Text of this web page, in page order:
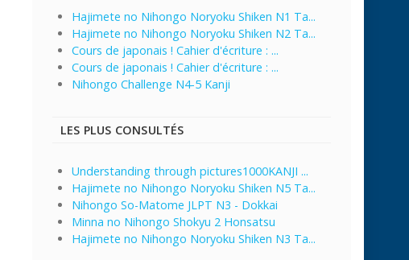
Hajimete no Nihongo Noryoku Shiken N1 Ta...
Hajimete no Nihongo Noryoku Shiken N2 Ta...
Cours de japonais ! Cahier d'écriture : ...
Cours de japonais ! Cahier d'écriture : ...
Nihongo Challenge N4-5 Kanji
LES PLUS CONSULTÉS
Understanding through pictures1000KANJI ...
Hajimete no Nihongo Noryoku Shiken N5 Ta...
Nihongo So-Matome JLPT N3 - Dokkai
Minna no Nihongo Shokyu 2 Honsatsu
Hajimete no Nihongo Noryoku Shiken N3 Ta...